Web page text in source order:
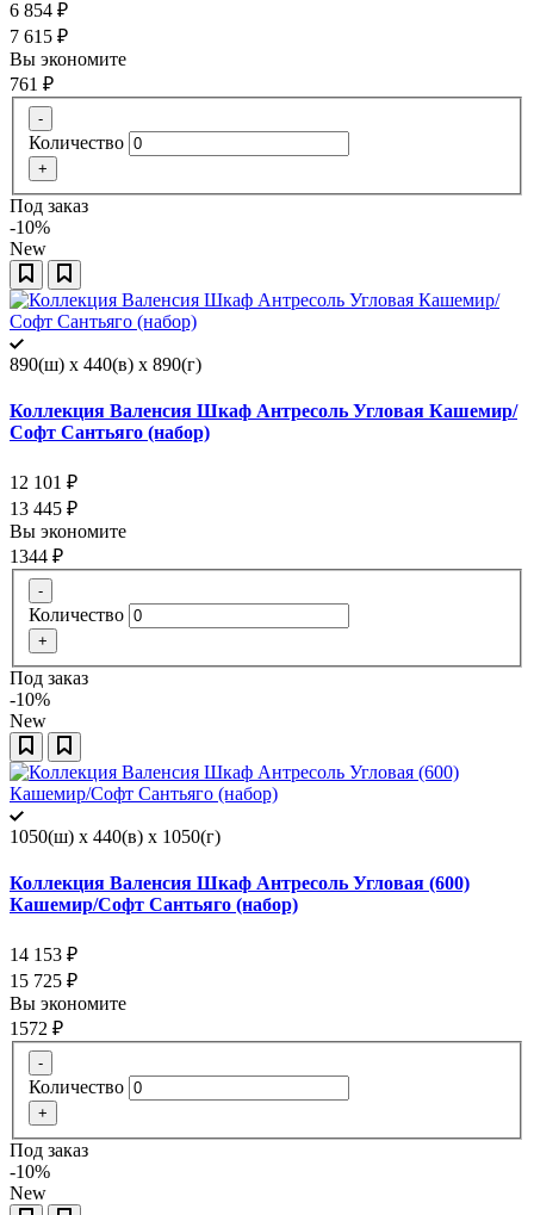
6 854 ₽
7 615 ₽
Вы экономите
761 ₽
-
Количество
+
Под заказ
-10%
New
890(ш) x 440(в) x 890(г)
Коллекция Валенсия Шкаф Антресоль Угловая Кашемир/
Софт Сантьяго (набор)
12 101 ₽
13 445 ₽
Вы экономите
1344 ₽
-
Количество
+
Под заказ
-10%
New
1050(ш) x 440(в) x 1050(г)
Коллекция Валенсия Шкаф Антресоль Угловая (600)
Кашемир/Софт Сантьяго (набор)
14 153 ₽
15 725 ₽
Вы экономите
1572 ₽
-
Количество
+
Под заказ
-10%
New